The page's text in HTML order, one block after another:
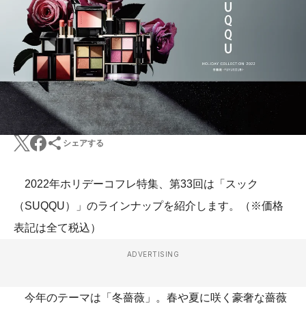
シェアする
2022年ホリデーコフレ特集、第33回は「スック
（SUQQU）」のラインナップを紹介します。（※価格
表記は全て税込）
ADVERTISING
今年のテーマは「冬薔薇」。春や夏に咲く豪奢な薔薇